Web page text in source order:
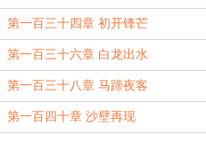
第一百三十四章 初开锋芒
第一百三十六章 白龙出水
第一百三十八章 马蹄夜客
第一百四十章 沙壁再现